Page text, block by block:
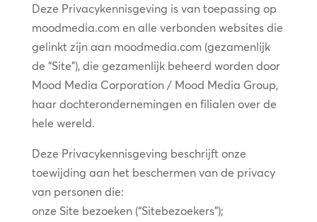
Deze Privacykennisgeving is van toepassing op
moodmedia.com en alle verbonden websites die
gelinkt zijn aan moodmedia.com (gezamenlijk
de “Site”), die gezamenlijk beheerd worden door
Mood Media Corporation / Mood Media Group,
haar dochterondernemingen en filialen over de
hele wereld.
Deze Privacykennisgeving beschrijft onze
toewijding aan het beschermen van de privacy
van personen die:
onze Site bezoeken (“Sitebezoekers”);